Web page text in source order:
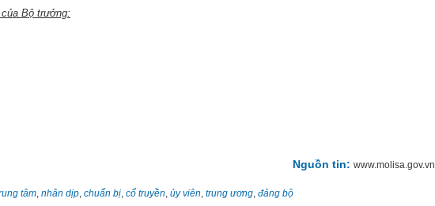
Bộ trưởng:
Nguồn tin: www.molisa.gov.vn
tâm, nhân dịp, chuẩn bị, cổ truyền, ủy viên, trung ương, đảng bộ